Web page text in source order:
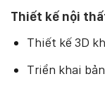
Thiết kế nội
Thiết kế 3D
Triển khai